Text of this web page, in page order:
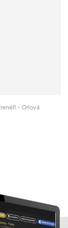
- Orlová